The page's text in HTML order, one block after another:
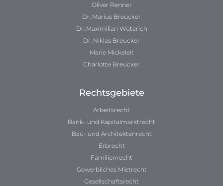
Oliver Renner
Dr. Marius Breucker
Dr. Maximilian Wüterich
Dr. Niklas Breucker
Marie Mickeleit
Charlotte Breucker
Rechtsgebiete
Arbeitsrecht
Bank- und Kapitalmarktrecht
Bau- und Architektenrecht
Erbrecht
Familienrecht
Gewerbliches Mietrecht
Gesellschaftsrecht